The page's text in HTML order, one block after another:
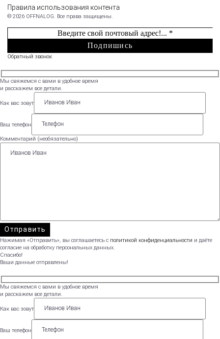
Правила использования контента
© 2026 OFFNALOG. Все права защищены.
Обратный звонок
Мы свяжемся с вами в удобное время
и расскажем все детали.
Как вас зовут
Ваш телефон
Комментарий (необязательно)
Нажимая «Отправить», вы соглашаетесь с политикой конфиденциальности и даёте
согласие на обработку персональных данных.
Спасибо!
Ваши данные отправлены!
Мы свяжемся с вами в удобное время
и расскажем все детали.
Как вас зовут
Ваш телефон